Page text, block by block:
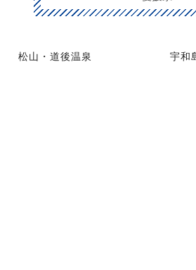
松山・道後温泉 宇和